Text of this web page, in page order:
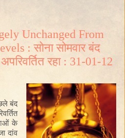
Unchanged From
: सोना सोमवार बंद
रहा : 31-01-12
बंद
के
दांव